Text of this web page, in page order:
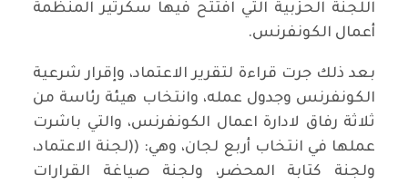
اللجنة الحزبية التي افتتح فيها سكرتير المنظمة
أعمال الكونفرنس.
بعد ذلك جرت قراءة لتقرير الاعتماد، وإقرار شرعية
الكونفرنس وجدول عمله، وانتخاب هيئة رئاسة من
ثلاثة رفاق لادارة اعمال الكونفرنس، والتي باشرت
عملها في انتخاب أربع لجان، وهي: ((لجنة الاعتماد،
ولجنة كتابة المحضر، ولجنة صياغة القرارات